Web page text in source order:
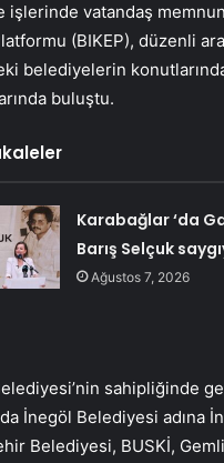
işlerinde vatandaş
(BIKEP), düzenli
belediyelerin
buluştu.
Karabağlar ‘da
Barış Selçuk
Ağustos 7, 2026
sahipliğinde
İnegöl Belediyesi adına
Belediyesi, BUSKİ,